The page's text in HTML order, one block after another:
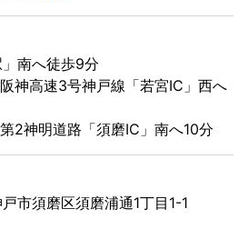
南へ徒歩9分
神高速3号神戸線「若宮IC」西へ
2神明道路「須磨IC」南へ10分
市須磨区須磨浦通1丁目1-1